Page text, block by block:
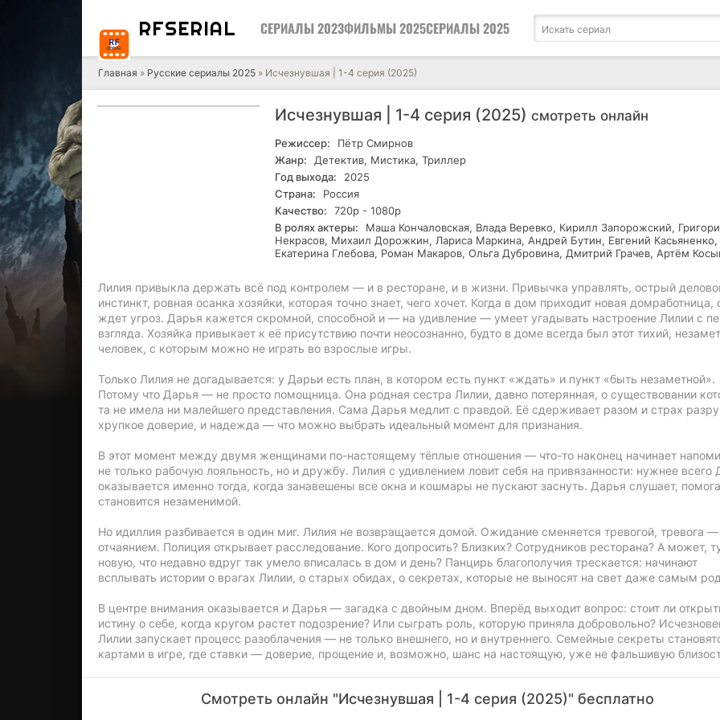
RFSERIAL СЕРИАЛЫ 2023ФИЛЬМЫ 2025СЕРИАЛЫ 2025
Главная » Русские сериалы 2025 » Исчезнувшая | 1-4 серия (2025)
Исчезнувшая | 1-4 серия (2025) смотреть онлайн
Режиссер:
Пётр Смирнов
Жанр:
Детектив, Мистика, Триллер
Год выхода:
2025
Страна:
Россия
Качество:
720р - 1080р
В ролях актеры:
Маша Кончаловская, Влада Веревко, Кирилл Запорожский,
Некрасов, Михаил Дорожкин, Лариса Маркина, Андрей Бутин, Евгений Касьяненко,
Екатерина Глебова, Роман Макаров, Ольга Дубровина, Дмитрий Грачев, Артём
Лилия привыкла держать всё под контролем — и в ресторане, и в жизни. Привычка управлять, острый
инстинкт, ровная осанка хозяйки, которая точно знает, чего хочет. Когда в дом приходит новая домработница,
ждет угроз. Дарья кажется скромной, способной и — на удивление — умеет угадывать настроение Лилии с
взгляда. Хозяйка привыкает к её присутствию почти неосознанно, будто в доме всегда был этот тихий,
человек, с которым можно не играть во взрослые игры.
Только Лилия не догадывается: у Дарьи есть план, в котором есть пункт «ждать» и пункт «быть незаметной».
Потому что Дарья — не просто помощница. Она родная сестра Лилии, давно потерянная, о существовании
та не имела ни малейшего представления. Сама Дарья медлит с правдой. Её сдерживает разом и страх
хрупкое доверие, и надежда — что можно выбрать идеальный момент для признания.
В этот момент между двумя женщинами по-настоящему тёплые отношения — что-то наконец начинает
не только рабочую лояльность, но и дружбу. Лилия с удивлением ловит себя на привязанности: нужнее всего
оказывается именно тогда, когда занавешены все окна и кошмары не пускают заснуть. Дарья слушает,
становится незаменимой.
Но идиллия разбивается в один миг. Лилия не возвращается домой. Ожидание сменяется тревогой, тревога —
отчаянием. Полиция открывает расследование. Кого допросить? Близких? Сотрудников ресторана? А может,
новую, что недавно вдруг так умело вписалась в дом и день? Панцирь благополучия трескается: начинают
всплывать истории о врагах Лилии, о старых обидах, о секретах, которые не выносят на свет даже самым
В центре внимания оказывается и Дарья — загадка с двойным дном. Вперёд выходит вопрос: стоит ли
истину о себе, когда кругом растет подозрение? Или сыграть роль, которую приняла добровольно?
Лилии запускает процесс разоблачения — не только внешнего, но и внутреннего. Семейные секреты
картами в игре, где ставки — доверие, прощение и, возможно, шанс на настоящую, уже не фальшивую
Смотреть онлайн "Исчезнувшая | 1-4 серия (2025)" бесплатно